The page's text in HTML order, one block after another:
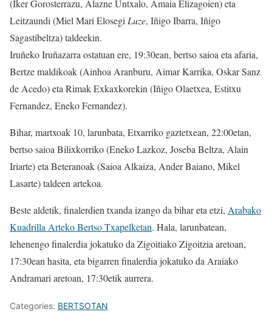
(Iker Gorosterrazu, Alazne Untxalo, Amaia Elizagoien) eta
Leitzaundi (Miel Mari Elosegi Luze, Iñigo Ibarra, Iñigo
Sagastibeltza) taldeekin.
Iruñeko Iruñazarra ostatuan ere, 19:30ean, bertso saioa eta afaria,
Bertze maldikoak (Ainhoa Aranburu, Aimar Karrika, Oskar Sanz
de Acedo) eta Rimak Exkaxkorekin (Iñigo Olaetxea, Estitxu
Fernandez, Eneko Fernandez).
Bihar, martxoak 10, larunbata, Etxarriko gaztetxean, 22:00etan,
bertso saioa Bilixkorriko (Eneko Lazkoz, Joseba Beltza, Alain
Iriarte) eta Beteranoak (Saioa Alkaiza, Ander Baiano, Mikel
Lasarte) taldeen artekoa.
Beste aldetik, finalerdien txanda izango da bihar eta etzi, Arabako
Kuadrilla Arteko Bertso Txapelketan. Hala, larunbatean,
lehenengo finalerdia jokatuko da Zigoitiako Zigoitzia aretoan,
17:30ean hasita, eta bigarren finalerdia jokatuko da Araiako
Andramari aretoan, 17:30etik aurrera.
Categories: BERTSOTAN